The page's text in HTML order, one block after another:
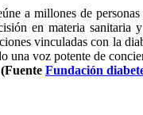
a millones de
en materia
vinculadas con la
voz potente de
(Fuente Fundación